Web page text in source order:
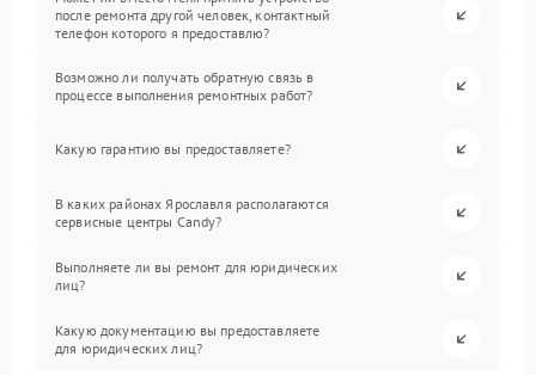
после ремонта другой человек, контактный
телефон которого я предоставлю?
Возможно ли получать обратную связь в
процессе выполнения ремонтных работ?
Какую гарантию вы предоставляете?
В каких районах Ярославля располагаются
сервисные центры Candy?
Выполняете ли вы ремонт для юридических
лиц?
Какую документацию вы предоставляете
для юридических лиц?